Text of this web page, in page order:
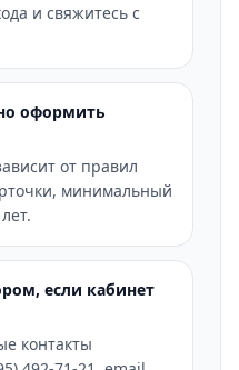
и свяжитесь с
оформить
от правил
минимальный
если кабинет
контакты